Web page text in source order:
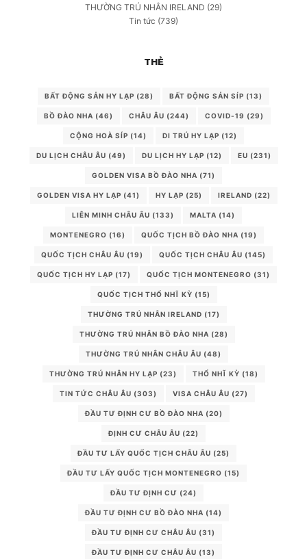
THƯỜNG TRÚ NHÂN IRELAND (29)
Tin tức (739)
THẺ
BẤT ĐỘNG SẢN HY LẠP (28) BẤT ĐỘNG SẢN SÍP (13)
BỒ ĐÀO NHA (46) CHÂU ÂU (244) COVID-19 (29)
CỘNG HOÀ SÍP (14) DI TRÚ HY LẠP (12)
DU LỊCH CHÂU ÂU (49) DU LỊCH HY LẠP (12) EU (231)
GOLDEN VISA BỒ ĐÀO NHA (71)
GOLDEN VISA HY LẠP (41) HY LẠP (25) IRELAND (22)
LIÊN MINH CHÂU ÂU (133) MALTA (14)
MONTENEGRO (16) QUỐC TỊCH BỒ ĐÀO NHA (19)
QUỐC TỊCH CHÂU ÂU (19) QUỐC TỊCH CHÂU ÂU (145)
QUỐC TỊCH HY LẠP (17) QUỐC TỊCH MONTENEGRO (31)
QUỐC TỊCH THỔ NHĨ KỲ (15)
THƯỜNG TRÚ NHÂN IRELAND (17)
THƯỜNG TRÚ NHÂN BỒ ĐÀO NHA (28)
THƯỜNG TRÚ NHÂN CHÂU ÂU (48)
THƯỜNG TRÚ NHÂN HY LẠP (23) THỔ NHĨ KỲ (18)
TIN TỨC CHÂU ÂU (303) VISA CHÂU ÂU (27)
ĐẦU TƯ ĐỊNH CƯ BỒ ĐÀO NHA (20)
ĐỊNH CƯ CHÂU ÂU (22)
ĐẦU TƯ LẤY QUỐC TỊCH CHÂU ÂU (25)
ĐẦU TƯ LẤY QUỐC TỊCH MONTENEGRO (15)
ĐẦU TƯ ĐỊNH CƯ (24)
ĐẦU TƯ ĐỊNH CƯ BỒ ĐÀO NHA (14)
ĐẦU TƯ ĐỊNH CƯ CHÂU ÂU (31)
ĐẦU TƯ ĐỊNH CƯ CHÂU ÂU (13)